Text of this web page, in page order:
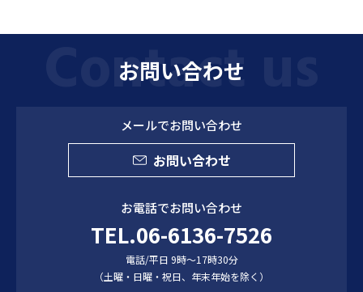
お問い合わせ
メールでお問い合わせ
お問い合わせ
お電話でお問い合わせ
TEL.06-6136-7526
電話/平日 9時～17時30分
（土曜・日曜・祝日、年末年始を除く）